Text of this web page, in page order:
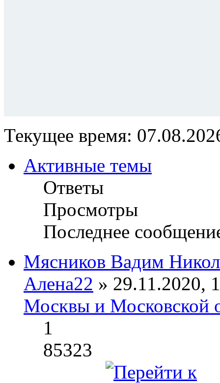
Текущее время:
Активные темы
Ответы
Просмотры
Последнее
Мясников Вадим
Алена22 » 29.11.2020,
Москвы и Московской
1
85323